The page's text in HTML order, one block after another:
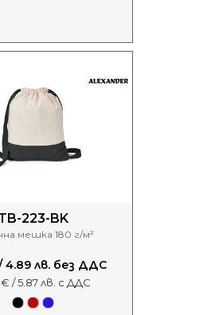
223-BK
мешка 180 г/м²
4.89 лв. без ДДС
/ 5.87 лв. с ДДС